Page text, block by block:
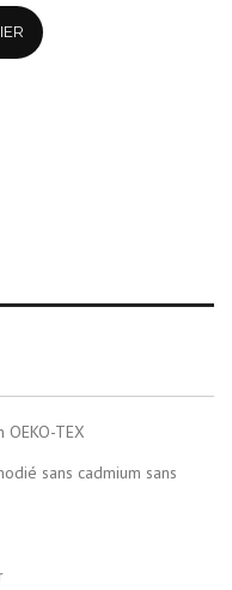
TEX
sans cadmium sans